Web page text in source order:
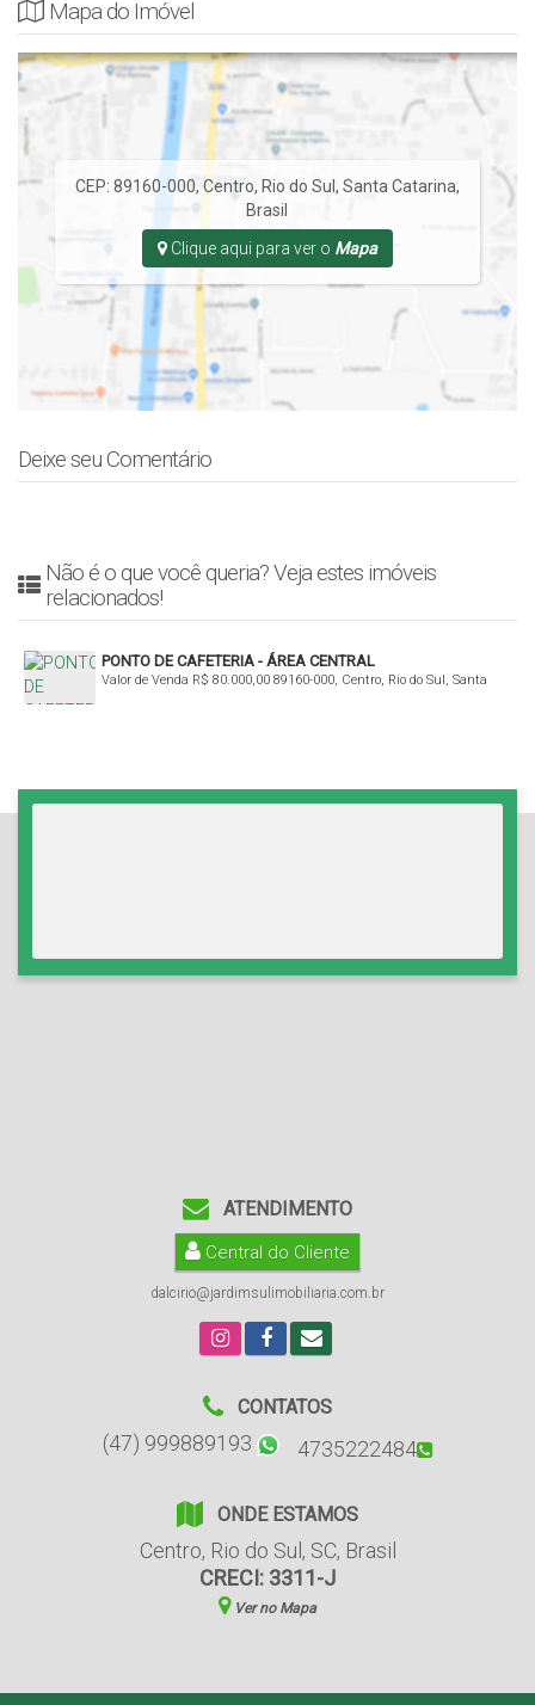
Mapa do Imóvel
CEP: 89160-000, Centro, Rio do Sul , Santa Catarina,
Brasil
Clique aqui para ver o Mapa
Deixe seu Comentário
Não é o que você queria? Veja estes imóveis
relacionados!
PONTO DE CAFETERIA - ÁREA CENTRAL
R$ 80.000,00
Valor de Venda
89160-000, Centro, Rio do Sul, Santa
ATENDIMENTO
Central do Cliente
dalcirio@jardimsulimobiliaria.com.br
CONTATOS
(47) 999889193 4735222484
ONDE ESTAMOS
Centro, Rio do Sul , SC, Brasil
CRECI: 3311-J
Ver no Mapa